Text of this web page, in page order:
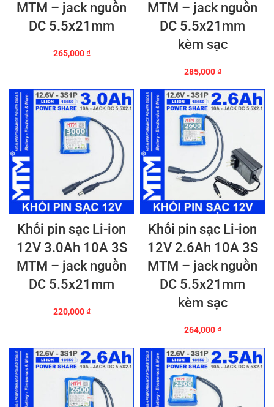
MTM – jack nguồn
DC 5.5x21mm
265,000₫
MTM – jack nguồn
DC 5.5x21mm
kèm sạc
285,000₫
Khối pin sạc Li-ion
12V 3.0Ah 10A 3S
MTM – jack nguồn
DC 5.5x21mm
220,000₫
Khối pin sạc Li-ion
12V 2.6Ah 10A 3S
MTM – jack nguồn
DC 5.5x21mm
kèm sạc
264,000₫